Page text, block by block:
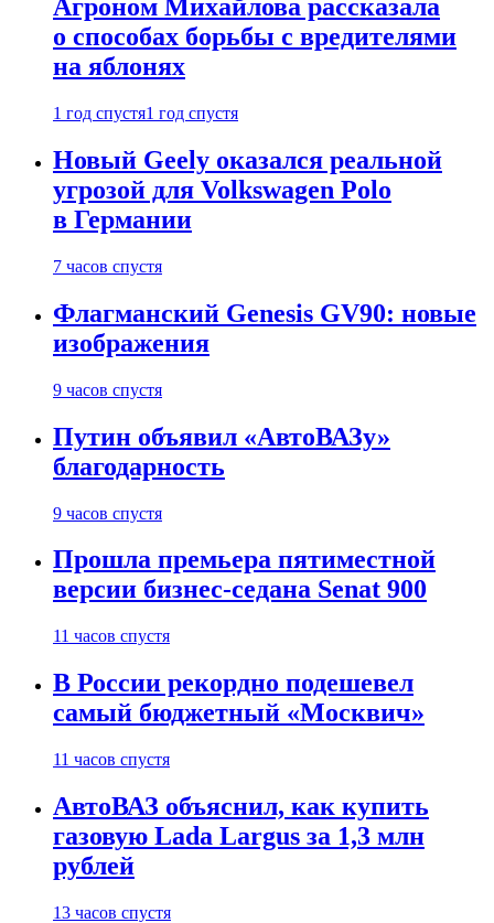
Агроном Михайлова рассказала
о способах борьбы с вредителями
на яблонях
1 год спустя1 год спустя
Новый Geely оказался реальной
угрозой для Volkswagen Polo
в Германии
7 часов спустя
Флагманский Genesis GV90: новые
изображения
9 часов спустя
Путин объявил «АвтоВАЗу»
благодарность
9 часов спустя
Прошла премьера пятиместной
версии бизнес-седана Senat 900
11 часов спустя
В России рекордно подешевел
самый бюджетный «Москвич»
11 часов спустя
АвтоВАЗ объяснил, как купить
газовую Lada Largus за 1,3 млн
рублей
13 часов спустя